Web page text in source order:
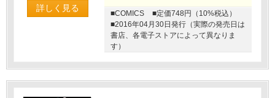
詳しく見る
■COMICS
■定価748円（10%税込）
■2016年04月30日発行（実際の発売日は
書店、各電子ストアによって異なりま
す）